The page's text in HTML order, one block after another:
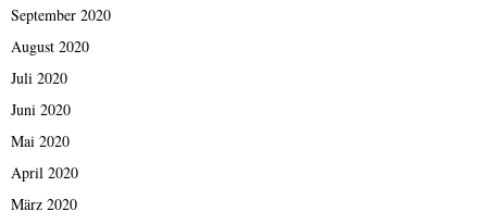
September 2020
August 2020
Juli 2020
Juni 2020
Mai 2020
April 2020
März 2020